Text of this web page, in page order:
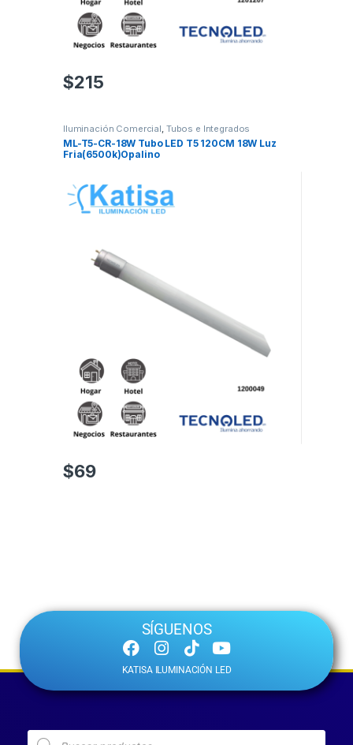
$215
Iluminación Comercial, Tubos e Integrados
ML-T5-CR-18W Tubo LED T5 120CM 18W Luz
Fria(6500k)Opalino
$69
SÍGUENOS
KATISA ILUMINACIÓN LED